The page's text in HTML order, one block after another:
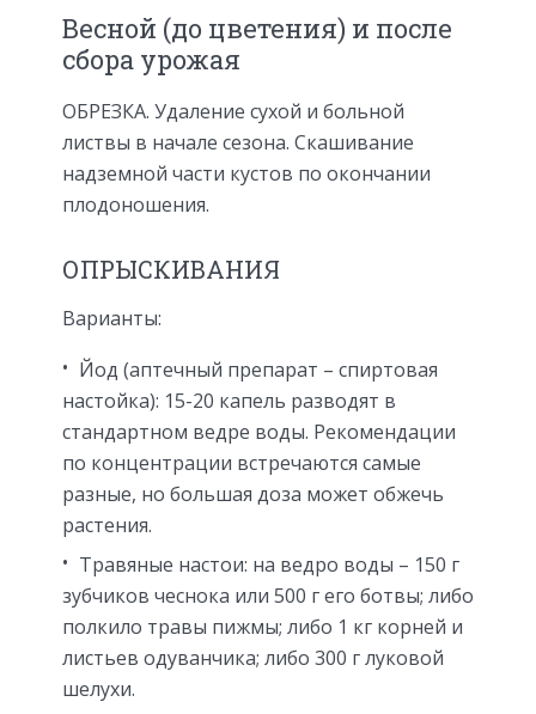
Весной (до цветения) и после
сбора урожая
ОБРЕЗКА. Удаление сухой и больной
листвы в начале сезона. Скашивание
надземной части кустов по окончании
плодоношения.
ОПРЫСКИВАНИЯ
Варианты:
Йод (аптечный препарат – спиртовая
настойка): 15-20 капель разводят в
стандартном ведре воды. Рекомендации
по концентрации встречаются самые
разные, но большая доза может обжечь
растения.
Травяные настои: на ведро воды – 150 г
зубчиков чеснока или 500 г его ботвы; либо
полкило травы пижмы; либо 1 кг корней и
листьев одуванчика; либо 300 г луковой
шелухи.